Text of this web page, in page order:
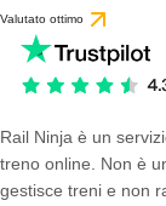
Valutato ottimo
Rail Ninja è un
treno online. Non è
gestisce treni e non